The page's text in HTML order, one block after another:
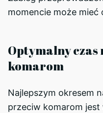
momencie może
Optymalny
komarom
Najlepszym okresem
przeciw komarom jest